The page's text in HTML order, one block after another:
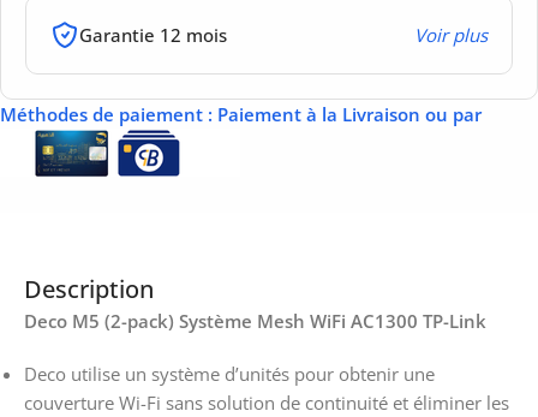
Garantie 12 mois Voir plus
Méthodes de paiement : Paiement à la Livraison ou par
Description
Deco M5 (2-pack) Système Mesh WiFi AC1300 TP-Link
Deco utilise un système d’unités pour obtenir une
couverture Wi-Fi sans solution de continuité et éliminer les